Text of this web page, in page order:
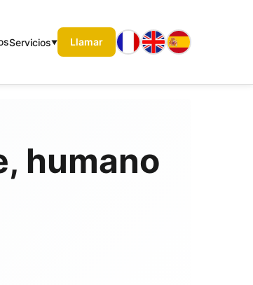
Servicios Llamar
humano